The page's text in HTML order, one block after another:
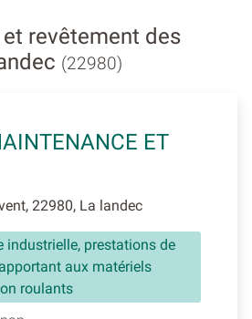
revêtement des
(22980)
ET
22980, La landec
industrielle, prestations de
aux matériels
roulants